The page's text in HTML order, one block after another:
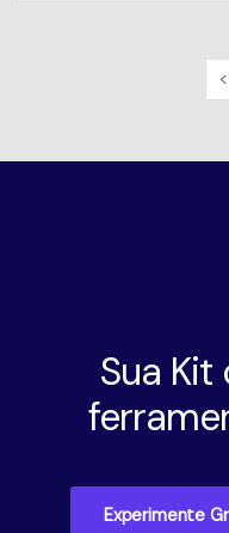
<
Sua
Experimente